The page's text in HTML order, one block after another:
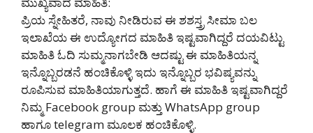
ಪ್ರಿಯ ಸ್ನೇಹಿತರೆ, ನಾವು ನೀಡಿರುವ ಈ ಶಶಸ್ತ್ರ ಸೀಮಾ ಬಲ
ಇಲಾಖೆಯ ಈ ಉದ್ಯೋಗದ ಮಾಹಿತಿ ಇಷ್ಟವಾಗಿದ್ದರೆ ದಯವಿಟ್ಟು
ಮಾಹಿತಿ ಓದಿ ಸುಮ್ಮನಾಗಬೇಡಿ ಆದಷ್ಟು ಈ ಮಾಹಿತಿಯನ್ನ
ಇನ್ನೊಬ್ಬರಡನೆ ಹಂಚಿಕೊಳ್ಳಿ ಇದು ಇನ್ನೊಬ್ಬರ ಭವಿಷ್ಯವನ್ನು
ರೂಪಿಸುವ ಮಾಹಿತಿಯಾಗುತ್ತದೆ. ಹಾಗೆ ಈ ಮಾಹಿತಿ ಇಷ್ಟವಾಗಿದ್ದರೆ
ನಿಮ್ಮ Facebook group ಮತ್ತು WhatsApp group
ಹಾಗೂ telegram ಮೂಲಕ ಹಂಚಿಕೊಳ್ಳಿ.